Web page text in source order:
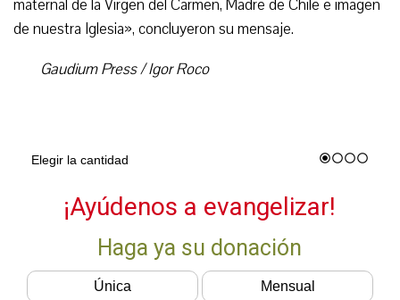
maternal de la Virgen del Carmen, Madre de Chile e imagen
de nuestra Iglesia», concluyeron su mensaje.
Gaudium Press / Igor Roco